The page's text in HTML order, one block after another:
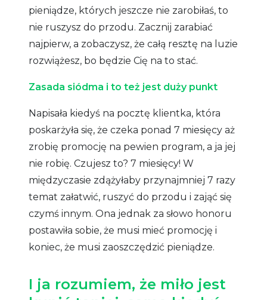
pieniądze, których jeszcze nie zarobiłaś, to
nie ruszysz do przodu. Zacznij zarabiać
najpierw, a zobaczysz, że całą resztę na luzie
rozwiążesz, bo będzie Cię na to stać.
Zasada siódma i to też jest duży punkt
Napisała kiedyś na pocztę klientka, która
poskarżyła się, że czeka ponad 7 miesięcy aż
zrobię promocję na pewien program, a ja jej
nie robię. Czujesz to? 7 miesięcy! W
międzyczasie zdążyłaby przynajmniej 7 razy
temat załatwić, ruszyć do przodu i zająć się
czymś innym. Ona jednak za słowo honoru
postawiła sobie, że musi mieć promocję i
koniec, że musi zaoszczędzić pieniądze.
I ja rozumiem, że miło jest